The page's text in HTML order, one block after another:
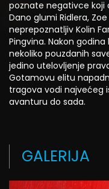
poznate negativce koji
Dano glumi Ridlera,
neprepoznatljiv Kolin
Pingvina. Nakon
nekoliko pouzdanih
jedino utelovljenje
Gotamovu elitu
tragova vodi najvećeg
avanturu do sada.
GALERIJA